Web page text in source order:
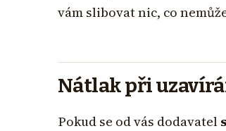
vám slibovat nic, co
Nátlak při
Pokud se od vás dodavatel